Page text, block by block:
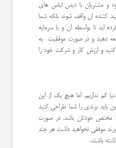
و مشتریان با دیدن لباس های
کننده ان واقف شوند بلکه شما
اید تا بواسطه ان و با سرمایه
دهید و در صورت موفقیت به
و ارزش کار و شرکت خود را
کم نداریم. اما هیچ یک از این
باید برندی را شما طراحی کنید
مختص خودتان باشد. در صورت
برند موفقی نخواهید داشت هر چند
باشند.